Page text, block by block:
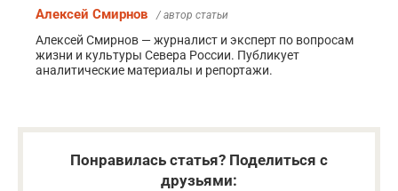
Алексей Смирнов / автор статьи
Алексей Смирнов — журналист и эксперт по вопросам
жизни и культуры Севера России. Публикует
аналитические материалы и репортажи.
Понравилась статья? Поделиться с
друзьями: